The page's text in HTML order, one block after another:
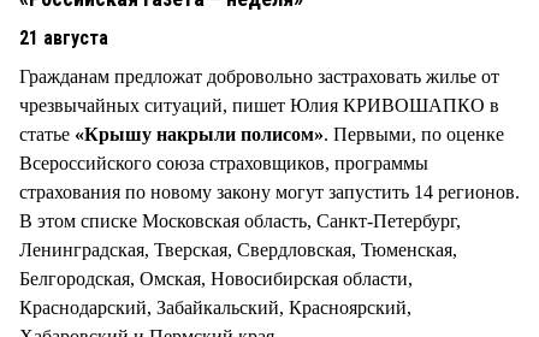
21 августа
Гражданам предложат добровольно застраховать жилье от
чрезвычайных ситуаций, пишет Юлия КРИВОШАПКО в
статье «Крышу накрыли полисом». Первыми, по оценке
Всероссийского союза страховщиков, программы
страхования по новому закону могут запустить 14 регионов.
В этом списке Московская область, Санкт-Петербург,
Ленинградская, Тверская, Свердловская, Тюменская,
Белгородская, Омская, Новосибирская области,
Краснодарский, Забайкальский, Красноярский,